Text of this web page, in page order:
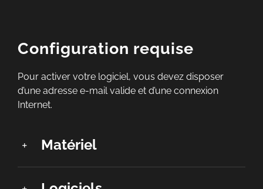
Configuration requise
Pour activer votre logiciel, vous devez disposer
d’une adresse e-mail valide et d’une connexion
Internet.
Matériel